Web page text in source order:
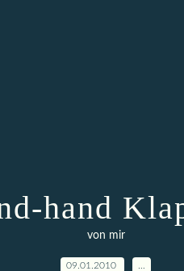
hand
von mir
09.01.2010